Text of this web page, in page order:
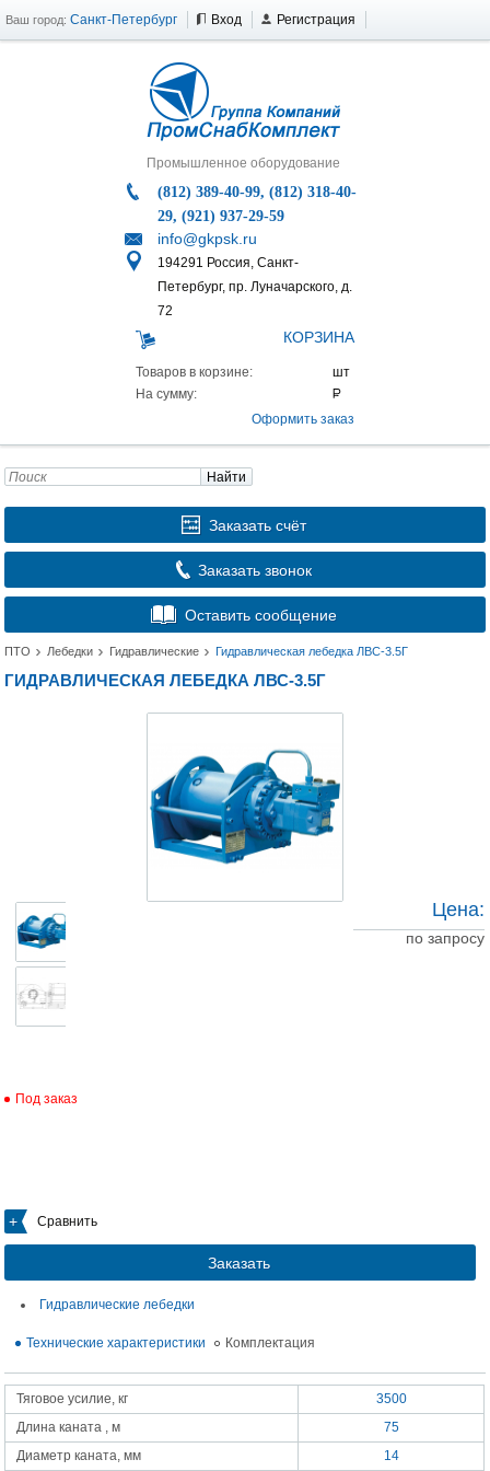
Ваш город: Санкт-Петербург Вход Регистрация
Промышленное оборудование
(812) 389-40-99, (812) 318-40-
29, (921) 937-29-59
info@gkpsk.ru
194291 Россия, Санкт-
Петербург, пр. Луначарского, д.
72
КОРЗИНА
Товаров в корзине:
На сумму:
Оформить заказ
Найти
Заказать счёт
Заказать звонок
Оставить сообщение
ПТО Лебедки Гидравлические Гидравлическая лебедка ЛВС-3.5Г
ГИДРАВЛИЧЕСКАЯ ЛЕБЕДКА ЛВС-3.5Г
Под заказ
Сравнить
Заказать
Цена:
по запросу
Гидравлические лебедки
Технические характеристики Комплектация
Тяговое усилие, кг
3500
Длина каната , м
75
Диаметр каната, мм
14